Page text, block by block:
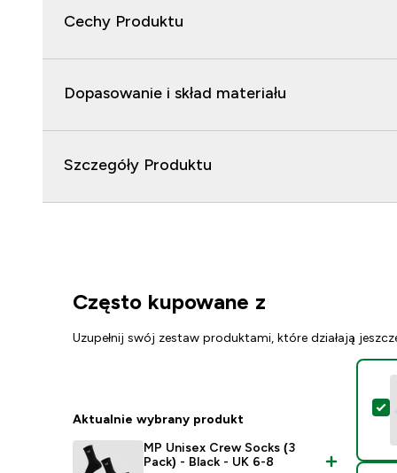
Cechy Produktu
Dopasowanie i skład materiału
Szczegóły Produktu
Często kupowane z
Uzupełnij swój zestaw produktami, które działają
Aktualnie wybrany produkt
MP Unisex Crew Socks (3
Pack) - Black - UK 6-8